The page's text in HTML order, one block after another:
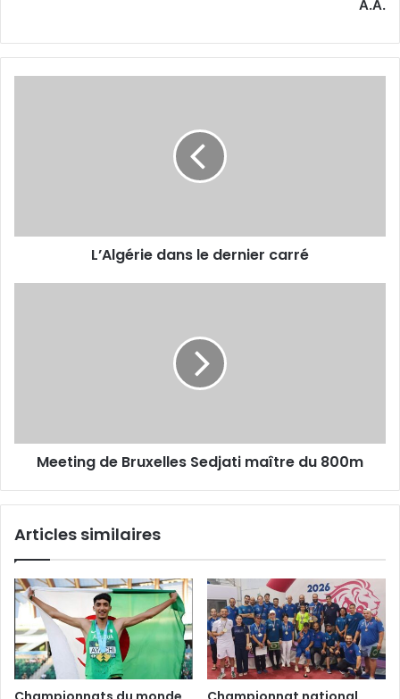
A.A.
L’Algérie dans le dernier carré
Meeting de Bruxelles Sedjati maître du 800m
Articles similaires